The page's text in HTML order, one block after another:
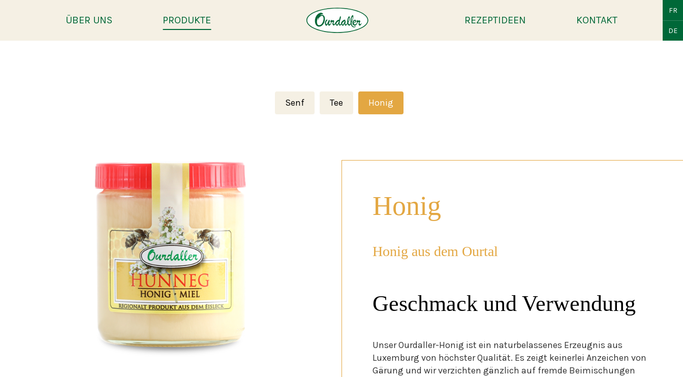
ÜBER UNS PRODUKTE REZEPTIDEEN KONTAKT
DE
FR
Senf Tee Honig
Honig
Honig aus dem Ourtal
Geschmack und Verwendung
Unser Ourdaller-Honig ist ein naturbelassenes Erzeugnis aus
Luxemburg von höchster Qualität. Es zeigt keinerlei Anzeichen von
Gärung und wir verzichten gänzlich auf fremde Beimischungen